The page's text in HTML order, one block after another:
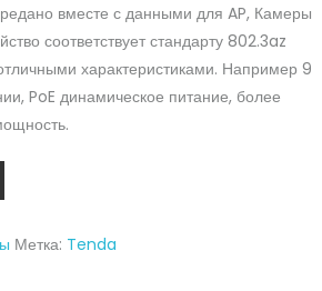
вместе с данными для AP, Камеры
соответствует стандарту 802.3az
характеристиками. Например 9
PoE динамическое питание, более
Метка: Tenda